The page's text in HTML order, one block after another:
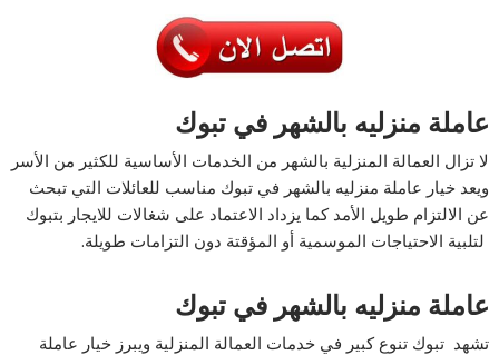
عاملة منزليه بالشهر في تبوك
لا تزال العمالة المنزلية بالشهر من الخدمات الأساسية للكثير من الأسر
ويعد خيار عاملة منزليه بالشهر في تبوك مناسب للعائلات التي تبحث
عن الالتزام طويل الأمد كما يزداد الاعتماد على شغالات للايجار بتبوك
لتلبية الاحتياجات الموسمية أو المؤقتة دون التزامات طويلة.
عاملة منزليه بالشهر في تبوك
تشهد تبوك تنوع كبير في خدمات العمالة المنزلية ويبرز خيار عاملة